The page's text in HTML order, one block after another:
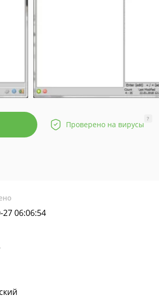
Проверено на вирусы
?
27 06:06:54